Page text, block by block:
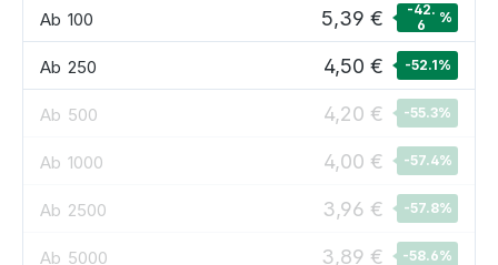
Ab 100 5,39 €
-42.
6
%
Ab 250 4,50 € -52.1%
Ab 500 4,20 € -55.3%
Ab 1000 4,00 € -57.4%
Ab 2500 3,96 € -57.8%
Ab 5000 3,89 € -58.6%